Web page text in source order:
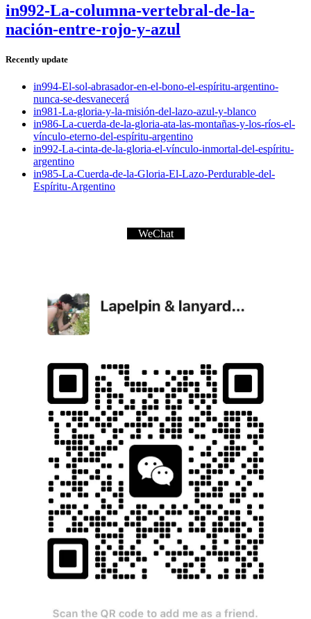
in992-La-columna-vertebral-de-la-
nación-entre-rojo-y-azul
Recently update
in994-El-sol-abrasador-en-el-bono-el-espíritu-argentino-
nunca-se-desvanecerá
in981-La-gloria-y-la-misión-del-lazo-azul-y-blanco
in986-La-cuerda-de-la-gloria-ata-las-montañas-y-los-ríos-el-
vínculo-eterno-del-espíritu-argentino
in992-La-cinta-de-la-gloria-el-vínculo-inmortal-del-espíritu-
argentino
in985-La-Cuerda-de-la-Gloria-El-Lazo-Perdurable-del-
Espíritu-Argentino
WeChat